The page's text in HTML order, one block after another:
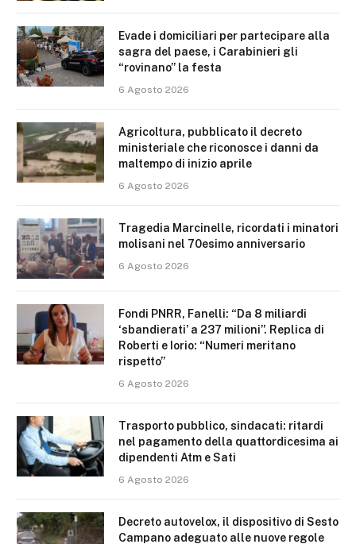
Evade i domiciliari per partecipare alla
sagra del paese, i Carabinieri gli
“rovinano” la festa
6 Agosto 2026
Agricoltura, pubblicato il decreto
ministeriale che riconosce i danni da
maltempo di inizio aprile
6 Agosto 2026
Tragedia Marcinelle, ricordati i minatori
molisani nel 70esimo anniversario
6 Agosto 2026
Fondi PNRR, Fanelli: “Da 8 miliardi
‘sbandierati’ a 237 milioni”. Replica di
Roberti e Iorio: “Numeri meritano
rispetto”
6 Agosto 2026
Trasporto pubblico, sindacati: ritardi
nel pagamento della quattordicesima ai
dipendenti Atm e Sati
6 Agosto 2026
Decreto autovelox, il dispositivo di Sesto
Campano adeguato alle nuove regole